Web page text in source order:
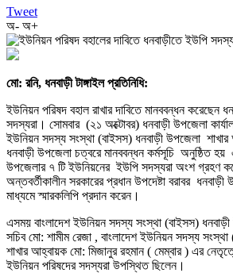
Tweet
অ- অ+
মো: রনি, ধনবাড়ী টাঙ্গাইল প্রতিনিধি:
ইউনিয়ন পরিষদ বহাল রাখার দাবিতে মানববন্ধন করেছেন
সদস্যরা। সোমবার (২১ অক্টোবর) ধনবাড়ী উপজেলা
ইউনিয়ন সদস্য সংস্থা (বাইসস) ধনবাড়ী উপজেলা
ধনবাড়ী উপজেলা চত্বরে মানববন্ধন কর্মসূচি অনুষ্ঠিত
উপজেলার ৭ টি ইউনিয়নের ইউপি সদস্যরা অংশ গ্রহণ
অন্তবর্তীকালীন সরকারের প্রধান উপদেষ্টা বরাবর ধনবাড়ী
মাধ্যমে স্মারকলিপি প্রদান করেন।
এসময় বাংলাদেশ ইউনিয়ন সদস্য সংস্থা (বাইসস)
সচিব মো: শামীম রেজা , বাংলাদেশ ইউনিয়ন সদস্য
শাখার আহ্বায়ক মো: মিজানুর রহমান ( মেম্বার ) এর
ইউনিয়ন পরিষদের সদস্যরা উপস্থিত ছিলেন।